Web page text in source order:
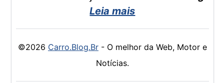
Leia mais
©2026 Carro.Blog.Br- O melhor da Web, Motor e
Notícias.